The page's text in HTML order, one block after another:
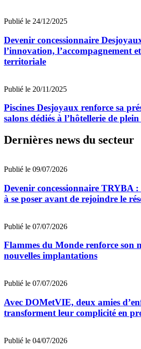
Publié le 24/12/2025
Devenir concessionnaire
l’innovation, l’accompagnement
territoriale
Publié le 20/11/2025
Piscines Desjoyaux renforce sa
salons dédiés à l’hôtellerie de
Dernières news du secteur
Publié le 09/07/2026
Devenir concessionnaire TRYBA :
à se poser avant de rejoindre le
Publié le 07/07/2026
Flammes du Monde renforce son
nouvelles implantations
Publié le 07/07/2026
Avec DOMetVIE, deux amies
transforment leur complicité en
Publié le 04/07/2026